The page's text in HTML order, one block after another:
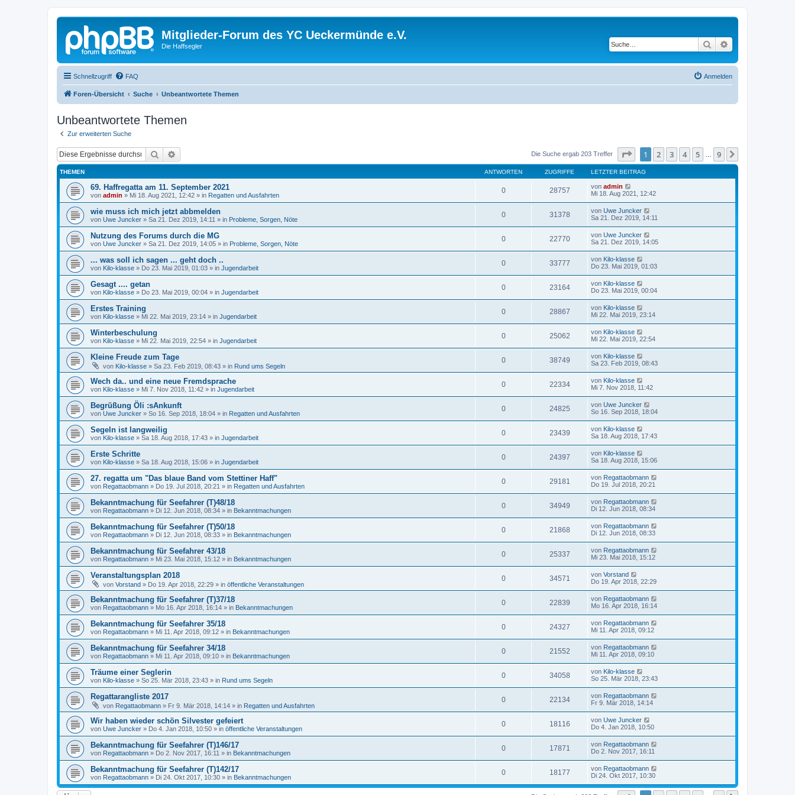
Mitglieder-Forum des YC Ueckermünde e.V.
Die Haffsegler Suche
Schnellzugriff FAQ Anmelden
Foren-Übersicht Suche Unbeantwortete Themen
Unbeantwortete Themen
Zur erweiterten Suche
Suche Die Suche ergab 203 Treffer Seite von9
1 2 3 4 5 9
THEMEN ANTWORTEN ZUGRIFFE LETZTER BEITRAG
69. Haffregatta am 11. September 2021
von admin » Mi 18. Aug 2021, 12:42 » in Regatten und Ausfahrten
0 28757 von admin
Mi 18. Aug 2021, 12:42
wie muss ich mich jetzt abbmelden
von Uwe Juncker » Sa 21. Dez 2019, 14:11 » in Probleme, Sorgen, Nöte
0 31378 von Uwe Juncker
Sa 21. Dez 2019, 14:11
Nutzung des Forums durch die MG
von Uwe Juncker » Sa 21. Dez 2019, 14:05 » in Probleme, Sorgen, Nöte
0 22770 von Uwe Juncker
Sa 21. Dez 2019, 14:05
... was soll ich sagen ... geht doch ..
von Kilo-klasse » Do 23. Mai 2019, 01:03 » in Jugendarbeit
0 33777 von Kilo-klasse
Do 23. Mai 2019, 01:03
Gesagt .... getan
von Kilo-klasse » Do 23. Mai 2019, 00:04 » in Jugendarbeit
0 23164 von Kilo-klasse
Do 23. Mai 2019, 00:04
Erstes Training
von Kilo-klasse » Mi 22. Mai 2019, 23:14 » in Jugendarbeit
0 28867 von Kilo-klasse
Mi 22. Mai 2019, 23:14
Winterbeschulung
von Kilo-klasse » Mi 22. Mai 2019, 22:54 » in Jugendarbeit
0 25062 von Kilo-klasse
Mi 22. Mai 2019, 22:54
Kleine Freude zum Tage
von Kilo-klasse » Sa 23. Feb 2019, 08:43 » in Rund ums Segeln
0 38749 von Kilo-klasse
Sa 23. Feb 2019, 08:43
Wech da.. und eine neue Fremdsprache
von Kilo-klasse » Mi 7. Nov 2018, 11:42 » in Jugendarbeit
0 22334 von Kilo-klasse
Mi 7. Nov 2018, 11:42
Begrüßung Öli :sAnkunft
von Uwe Juncker » So 16. Sep 2018, 18:04 » in Regatten und Ausfahrten
0 24825 von Uwe Juncker
So 16. Sep 2018, 18:04
Segeln ist langweilig
von Kilo-klasse » Sa 18. Aug 2018, 17:43 » in Jugendarbeit
0 23439 von Kilo-klasse
Sa 18. Aug 2018, 17:43
Erste Schritte
von Kilo-klasse » Sa 18. Aug 2018, 15:06 » in Jugendarbeit
0 24397 von Kilo-klasse
Sa 18. Aug 2018, 15:06
27. regatta um "Das blaue Band vom Stettiner Haff"
von Regattaobmann » Do 19. Jul 2018, 20:21 » in Regatten und Ausfahrten
0 29181 von Regattaobmann
Do 19. Jul 2018, 20:21
Bekanntmachung für Seefahrer (T)48/18
von Regattaobmann » Di 12. Jun 2018, 08:34 » in Bekanntmachungen
0 34949 von Regattaobmann
Di 12. Jun 2018, 08:34
Bekanntmachung für Seefahrer (T)50/18
von Regattaobmann » Di 12. Jun 2018, 08:33 » in Bekanntmachungen
0 21868 von Regattaobmann
Di 12. Jun 2018, 08:33
Bekanntmachung für Seefahrer 43/18
von Regattaobmann » Mi 23. Mai 2018, 15:12 » in Bekanntmachungen
0 25337 von Regattaobmann
Mi 23. Mai 2018, 15:12
Veranstaltungsplan 2018
von Vorstand » Do 19. Apr 2018, 22:29 » in öffentliche Veranstaltungen
0 34571 von Vorstand
Do 19. Apr 2018, 22:29
Bekanntmachung für Seefahrer (T)37/18
von Regattaobmann » Mo 16. Apr 2018, 16:14 » in Bekanntmachungen
0 22839 von Regattaobmann
Mo 16. Apr 2018, 16:14
Bekanntmachung für Seefahrer 35/18
von Regattaobmann » Mi 11. Apr 2018, 09:12 » in Bekanntmachungen
0 24327 von Regattaobmann
Mi 11. Apr 2018, 09:12
Bekanntmachung für Seefahrer 34/18
von Regattaobmann » Mi 11. Apr 2018, 09:10 » in Bekanntmachungen
0 21552 von Regattaobmann
Mi 11. Apr 2018, 09:10
Träume einer Seglerin
von Kilo-klasse » So 25. Mär 2018, 23:43 » in Rund ums Segeln
0 34058 von Kilo-klasse
So 25. Mär 2018, 23:43
Regattarangliste 2017
von Regattaobmann » Fr 9. Mär 2018, 14:14 » in Regatten und Ausfahrten
0 22134 von Regattaobmann
Fr 9. Mär 2018, 14:14
Wir haben wieder schön Silvester gefeiert
von Uwe Juncker » Do 4. Jan 2018, 10:50 » in öffentliche Veranstaltungen
0 18116 von Uwe Juncker
Do 4. Jan 2018, 10:50
Bekanntmachung für Seefahrer (T)146/17
von Regattaobmann » Do 2. Nov 2017, 16:11 » in Bekanntmachungen
0 17871 von Regattaobmann
Do 2. Nov 2017, 16:11
Bekanntmachung für Seefahrer (T)142/17
von Regattaobmann » Di 24. Okt 2017, 10:30 » in Bekanntmachungen
0 18177 von Regattaobmann
Di 24. Okt 2017, 10:30